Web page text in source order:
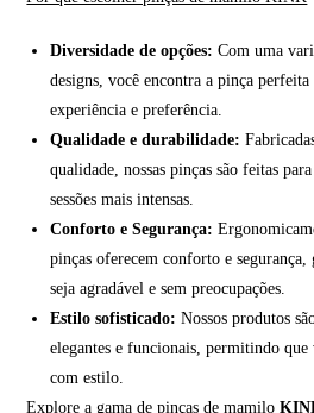
Diversidade de opções: Com uma
designs, você encontra a pinça
experiência e preferência.
Qualidade e durabilidade:
qualidade, nossas pinças são feitas
sessões mais intensas.
Conforto e Segurança:
pinças oferecem conforto e segurança,
seja agradável e sem preocupações.
Estilo sofisticado: Nossos produtos
elegantes e funcionais, permitindo
com estilo.
Explore a gama de pinças de mamilo